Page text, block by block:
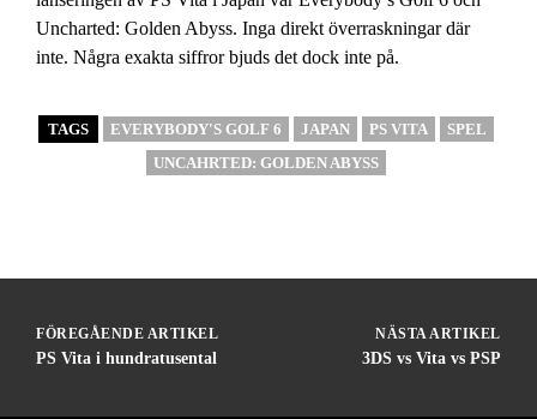
Uncharted: Golden Abyss. Inga direkt överraskningar där
inte. Några exakta siffror bjuds det dock inte på.
TAGS EVERYBODY'S GOLF 6 JAPAN PS VITA
SPEL
UNCAHRTED: GOLDEN ABYSS
FÖREGÅENDE ARTIKEL
PS Vita i hundratusental
NÄSTA ARTIKEL
3DS vs Vita vs PSP